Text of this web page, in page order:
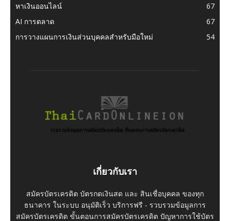
หาเงินออนไลน์
67
AI การตลาด
67
การวางแผนการเงินส่วนบุคคลสำหรับมือใหม่
54
เกี่ยวกับเรา
สมัครบัตรเครดิต บัตรกดเงินสด และ สินเชื่อบุคคล ของทุก
ธนาคาร ในระบบ อนุมัติเร็ว บริการฟรี - รวบรวมข้อมูลการ
สมัครบัตรเครดิต ขั้นตอนการสมัครบัตรเครดิต ปัญหาการใช้บัตร